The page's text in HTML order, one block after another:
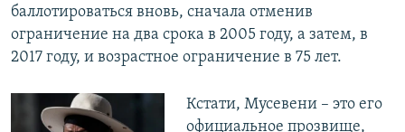
баллотироваться вновь, сначала отменив
ограничение на два срока в 2005 году, а затем, в
2017 году, и возрастное ограничение в 75 лет.
Кстати, Мусевени – это его
официальное прозвище,